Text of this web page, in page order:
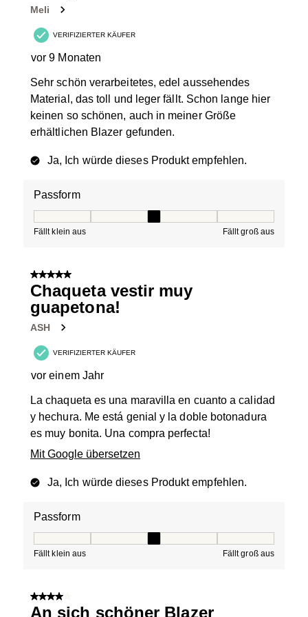
Meli
VERIFIZIERTER KÄUFER
vor 9 Monaten
Sehr schön verarbeitetes, edel aussehendes
Material, das toll und leger fällt. Schon lange hier
keinen so schönen, auch in meiner Größe
erhältlichen Blazer gefunden.
Ja, Ich würde dieses Produkt empfehlen.
Passform
Fällt klein aus Fällt groß aus
5 von 5 Sternen.
Chaqueta vestir muy
guapetona!
ASH
VERIFIZIERTER KÄUFER
vor einem Jahr
La chaqueta es una maravilla en cuanto a calidad
y hechura. Me está genial y la doble botonadura
es muy bonita. Una compra perfecta!
Mit Google übersetzen
Ja, Ich würde dieses Produkt empfehlen.
Passform
Fällt klein aus Fällt groß aus
4 von 5 Sternen.
An sich schöner Blazer